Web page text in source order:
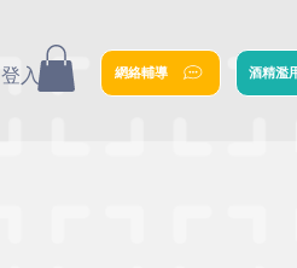
登入 網絡輔導 酒精濫